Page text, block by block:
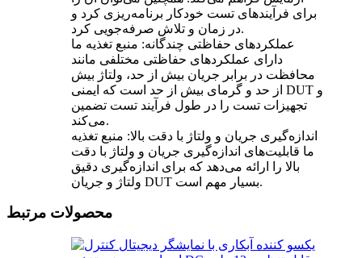
برای فرآیندهای تست خودکار برنامه‌ریزی کرد و
در زمان و تلاش صرفه‌جویی کرد.
عملکردهای حفاظتی چندگانه: منبع تغذیه ما
دارای عملکردهای حفاظتی مختلفی مانند
محافظت در برابر جریان بیش از حد، ولتاژ بیش
از حد و گرمای بیش از حد است که ایمنی DUT و
تجهیزات تست را در طول فرآیند تست تضمین
می‌کند.
اندازه‌گیری جریان و ولتاژ با دقت بالا: منبع تغذیه
ما قابلیت‌های اندازه‌گیری جریان و ولتاژ با دقت
بالا را ارائه می‌دهد که برای اندازه‌گیری دقیق
ولتاژ و جریان DUT بسیار مهم است.
محصولات مرتبط